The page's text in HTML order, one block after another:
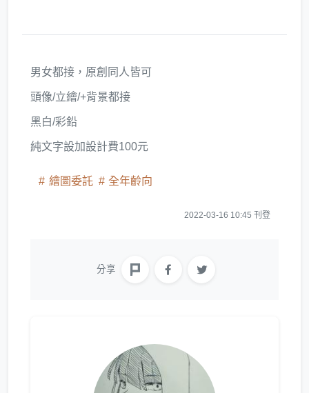
男女都接，原創同人皆可
頭像/立繪/+背景都接
黑白/彩鉛
純文字設加設計費100元
繪圖委託 全年齡向
2022-03-16 10:45 刊登
分享